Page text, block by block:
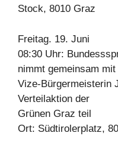
Stock, 8010 Graz
Freitag. 19. Juni
08:30 Uhr:
nimmt gemeinsam mit
Vize-Bürgermeisterin
Verteilaktion der
Grünen Graz teil
Ort: Südtirolerplatz,